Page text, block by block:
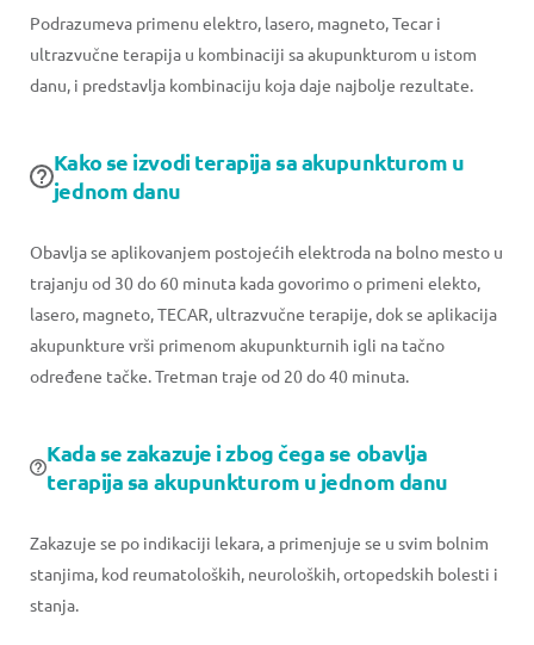
Podrazumeva primenu elektro, lasero, magneto, Tecar i
ultrazvučne terapija u kombinaciji sa akupunkturom u istom
danu, i predstavlja kombinaciju koja daje najbolje rezultate.
Kako se izvodi terapija sa akupunkturom u
jednom danu
Obavlja se aplikovanjem postojećih elektroda na bolno mesto u
trajanju od 30 do 60 minuta kada govorimo o primeni elekto,
lasero, magneto, TECAR, ultrazvučne terapije, dok se aplikacija
akupunkture vrši primenom akupunkturnih igli na tačno
određene tačke. Tretman traje od 20 do 40 minuta.
Kada se zakazuje i zbog čega se obavlja
terapija sa akupunkturom u jednom danu
Zakazuje se po indikaciji lekara, a primenjuje se u svim bolnim
stanjima, kod reumatoloških, neuroloških, ortopedskih bolesti i
stanja.